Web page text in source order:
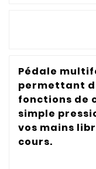
Pédale
permettant
fonctions de
simple
vos mains
cours.